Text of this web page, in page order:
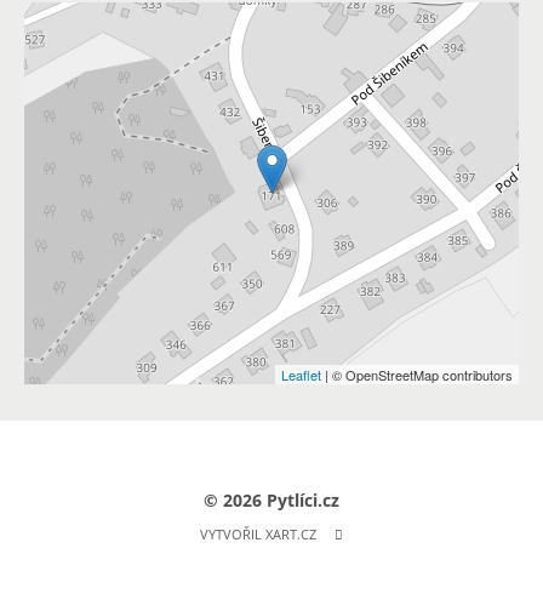
Leaflet | © OpenStreetMap contributors
© 2026 Pytlíci.cz
VYTVOŘIL XART.CZ